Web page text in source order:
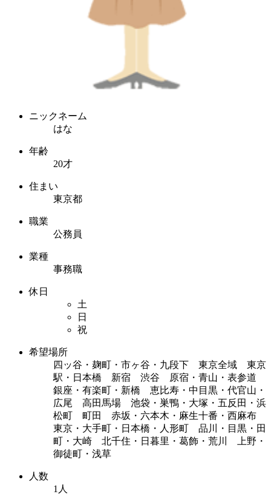
ニックネーム
はな
年齢
20才
住まい
東京都
職業
公務員
業種
事務職
休日
土
日
祝
希望場所
四ッ谷・麹町・市ヶ谷・九段下 東京全域 東京
駅・日本橋 新宿 渋谷 原宿・青山・表参道
銀座・有楽町・新橋 恵比寿・中目黒・代官山・
広尾 高田馬場 池袋・巣鴨・大塚・五反田・浜
松町 町田 赤坂・六本木・麻生十番・西麻布
東京・大手町・日本橋・人形町 品川・目黒・田
町・大崎 北千住・日暮里・葛飾・荒川 上野・
御徒町・浅草
人数
1人